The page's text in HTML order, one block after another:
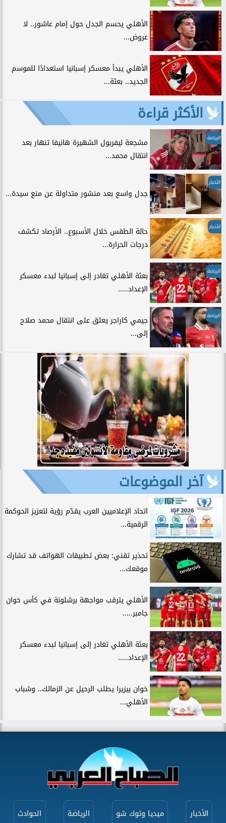
الأهلي يحسم الجدل حول إمام عاشور.. لا
عروض...
الأهلي يبدأ معسكر إسبانيا استعدادًا للموسم
الجديد.. بعثة...
الأكثر قراءة
الرياضة
مشجعة ليفربول الشهيرة هانيفا تنهار بعد
انتقال محمد...
الأخبار
جدل واسع بعد منشور متداولة عن منع سيدة...
الأخبار
حالة الطقس خلال الأسبوع.. الأرصاد تكشف
درجات الحرارة...
الرياضة
بعثة الأهلي تغادر إلى إسبانيا لبدء معسكر
الإعداد.....
الرياضة
جيمي كاراجر يعلق على انتقال محمد صلاح
إلى...
آخر الموضوعات
اتحاد الإعلاميين العرب يقدّم رؤية لتعزيز الحوكمة
الرقمية...
تحذير تقني: بعض تطبيقات الهواتف قد تشارك
موقعك...
الأهلي يترقب مواجهة برشلونة في كأس خوان
جامبر.....
بعثة الأهلي تغادر إلى إسبانيا لبدء معسكر
الإعداد.....
خوان بيزيرا يطلب الرحيل عن الزمالك.. وشباب
الأهلي...
الأخبار ميديا وتوك شو الرياضة الحوادث